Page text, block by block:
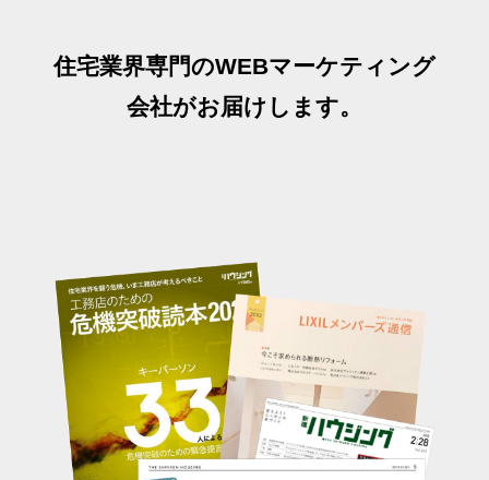
住宅業界専門のWEBマーケティング
会社がお届けします。